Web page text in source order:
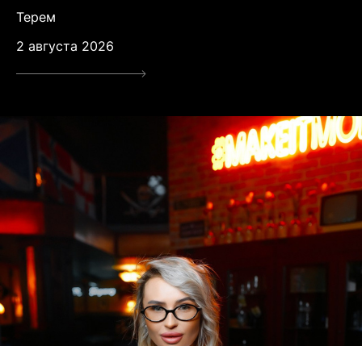
Терем
2 августа 2026